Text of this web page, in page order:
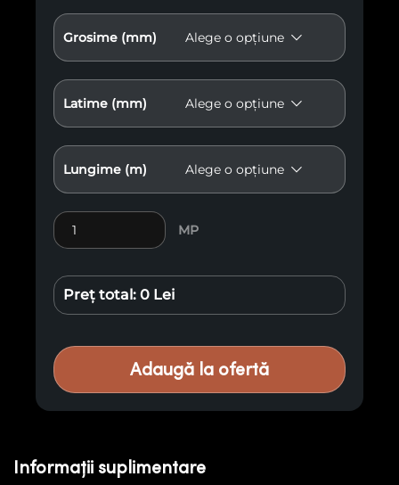
Grosime (mm)
Latime (mm)
Lungime (m)
Cantitate Lambriu Antichizat E19
MP
Preț total: 0 Lei
Adaugă la ofertă
Informații suplimentare